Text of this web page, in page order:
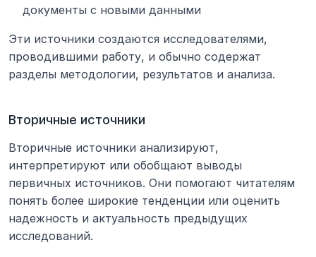
документы с новыми данными
Эти источники создаются исследователями,
проводившими работу, и обычно содержат
разделы методологии, результатов и анализа.
Вторичные источники
Вторичные источники анализируют,
интерпретируют или обобщают выводы
первичных источников. Они помогают читателям
понять более широкие тенденции или оценить
надежность и актуальность предыдущих
исследований.